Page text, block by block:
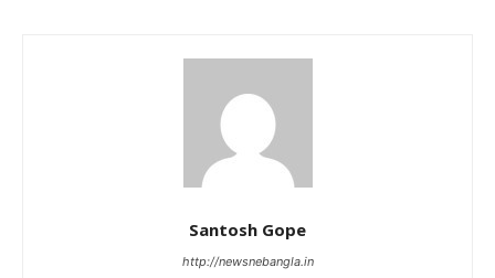
Santosh Gope
http://newsnebangla.in